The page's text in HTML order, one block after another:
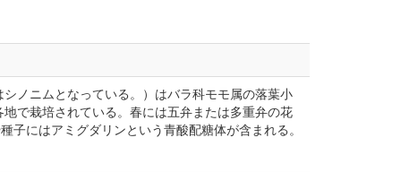
ノニムとなっている。）はバラ科モモ属の落葉小
で栽培されている。春には五弁または多重弁の花
にはアミグダリンという青酸配糖体が含まれる。